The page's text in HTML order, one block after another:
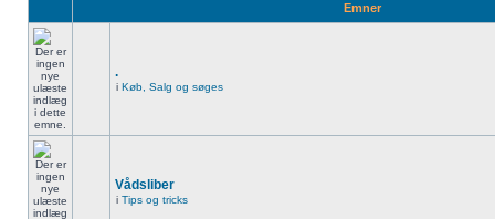
Emner
.
i Køb, Salg og søges
Vådsliber
i Tips og tricks